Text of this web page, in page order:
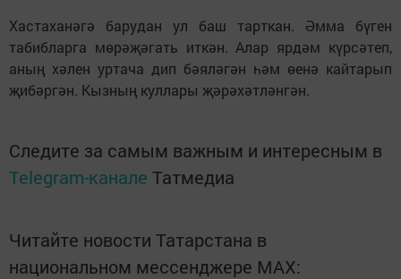
Хастаханәгә барудан ул баш тарткан. Әмма бүген
табибларга мөрәҗәгать иткән. Алар ярдәм күрсәтеп,
аның хәлен уртача дип бәяләгән һәм өенә кайтарып
җибәргән. Кызның куллары җәрәхәтләнгән.
Следите за самым важным и интересным в
Telegram-канале Татмедиа
Читайте новости Татарстана в
национальном мессенджере MАХ: